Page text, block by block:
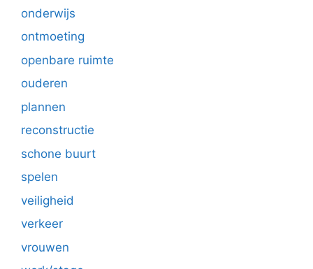
onderwijs
ontmoeting
openbare ruimte
ouderen
plannen
reconstructie
schone buurt
spelen
veiligheid
verkeer
vrouwen